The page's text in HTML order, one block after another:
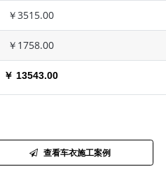
￥3515.00
￥1758.00
￥ 13543.00
查看车衣施工案例